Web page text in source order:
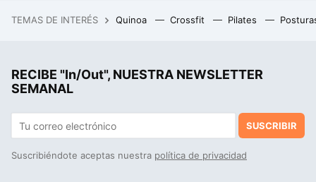
TEMAS DE INTERÉS Quinoa Crossfit Pilates
RECIBE "In/Out", NUESTRA NEWSLETTER
SEMANAL
SUSCRIBIR
Suscribiéndote aceptas nuestra política de privacidad